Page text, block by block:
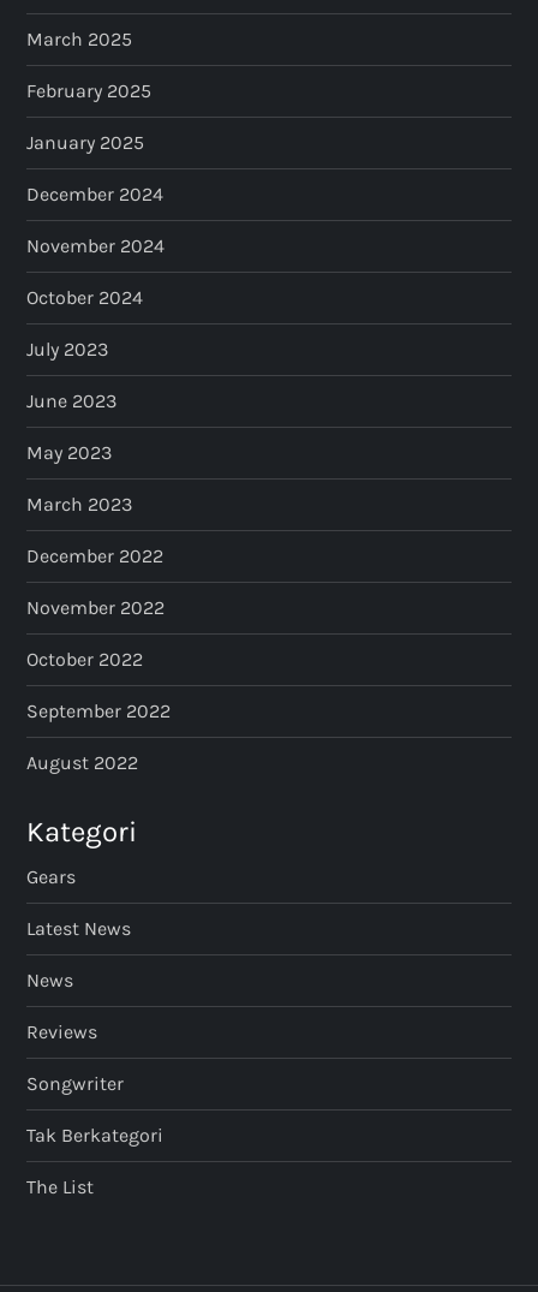
March 2025
February 2025
January 2025
December 2024
November 2024
October 2024
July 2023
June 2023
May 2023
March 2023
December 2022
November 2022
October 2022
September 2022
August 2022
Kategori
Gears
Latest News
News
Reviews
Songwriter
Tak Berkategori
The List